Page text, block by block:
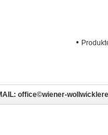
•
office©wiener-